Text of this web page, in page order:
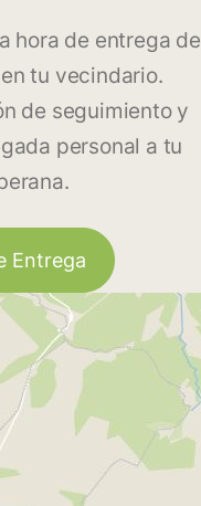
hora de entrega de
tu vecindario.
de seguimiento y
personal a tu
Entrega